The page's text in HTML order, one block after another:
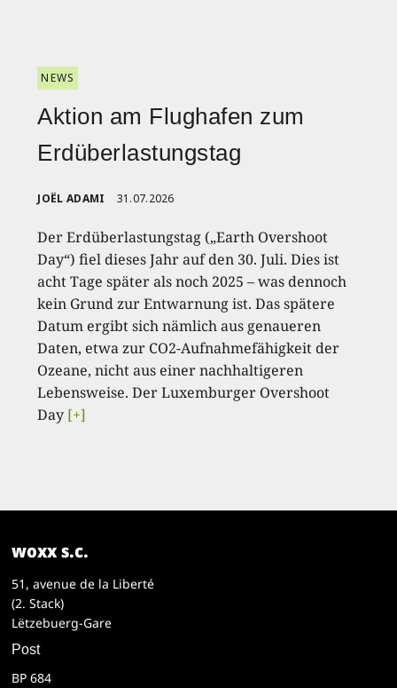
NEWS
Aktion am Flughafen zum
Erdüberlastungstag
JOËL ADAMI 31.07.2026
Der Erdüberlastungstag („Earth Overshoot
Day“) fiel dieses Jahr auf den 30. Juli. Dies ist
acht Tage später als noch 2025 – was dennoch
kein Grund zur Entwarnung ist. Das spätere
Datum ergibt sich nämlich aus genaueren
Daten, etwa zur CO2-Aufnahmefähigkeit der
Ozeane, nicht aus einer nachhaltigeren
Lebensweise. Der Luxemburger Overshoot
Day [+]
woxx s.c.
51, avenue de la Liberté
(2. Stack)
Lëtzebuerg-Gare
Post
BP 684